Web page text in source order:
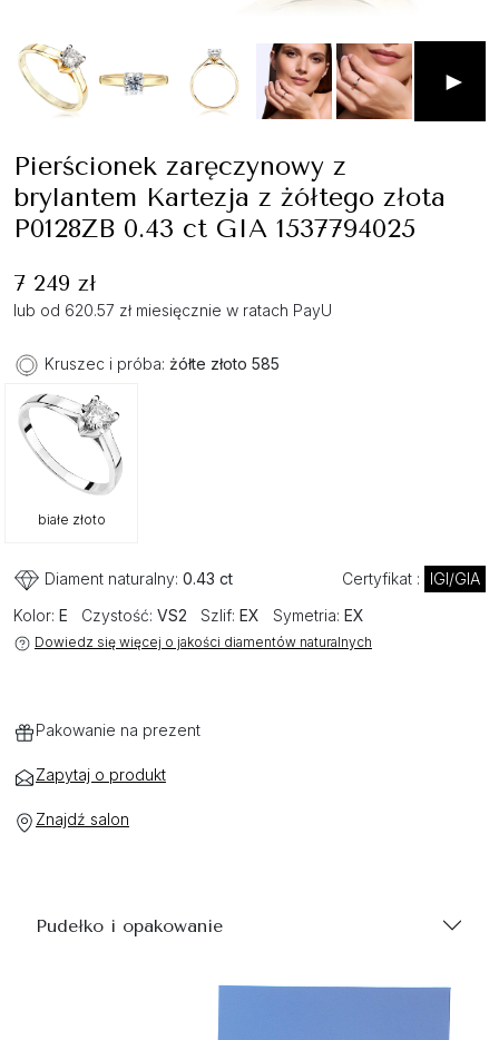
►
Pierścionek zaręczynowy z
brylantem Kartezja z żółtego złota
P0128ZB 0.43 ct GIA 1537794025
7 249 zł
lub od 620.57 zł miesięcznie w ratach PayU
Kruszec i próba: żółte złoto 585
białe złoto
Diament naturalny: 0.43 ct Certyfikat :
IGI/GIA
Kolor: E Czystość: VS2 Szlif: EX Symetria: EX
Dowiedz się więcej o jakości diamentów naturalnych
Pakowanie na prezent
Zapytaj o produkt
Znajdź salon
Pudełko i opakowanie